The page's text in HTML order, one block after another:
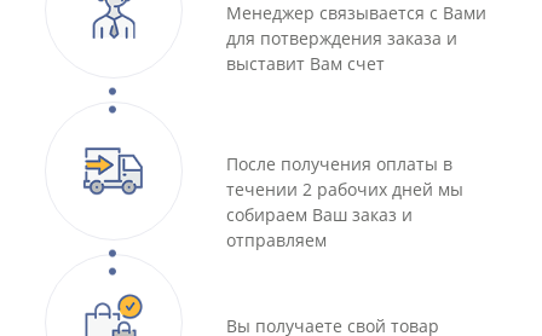
Менеджер связывается с Вами
для потверждения заказа и
выставит Вам счет
После получения оплаты в
течении 2 рабочих дней мы
собираем Ваш заказ и
отправляем
Вы получаете свой товар